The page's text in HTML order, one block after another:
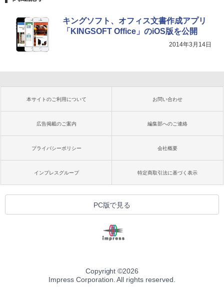
キングソフト、オフィス文書作成アプリ
「KINGSOFT Office」のiOS版を公開
2014年3月14日
本サイトのご利用について お問い合わせ
広告掲載のご案内 編集部へのご連絡
プライバシーポリシー 会社概要
インプレスグループ 特定商取引法に基づく表示
PC版で見る
Copyright ©2026
Impress Corporation. All rights reserved.